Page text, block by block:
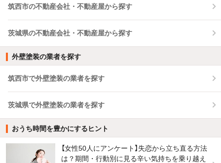
筑西市の不動産会社・不動産屋から探す
茨城県の不動産会社・不動産屋から探す
外壁塗装の業者を探す
筑西市で外壁塗装の業者を探す
茨城県で外壁塗装の業者を探す
おうち時間を豊かにするヒント
【女性50人にアンケート】失恋から立ち直る方法
は？期間・行動別に見る辛い気持ちを乗り越え